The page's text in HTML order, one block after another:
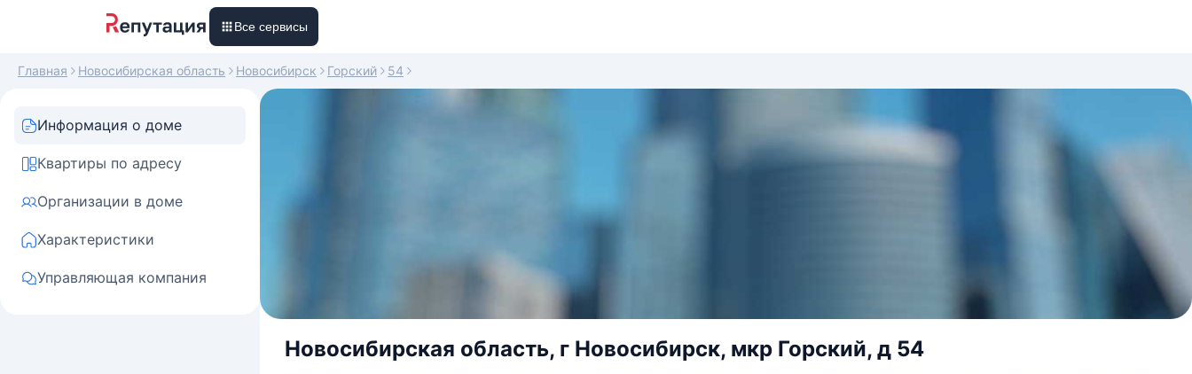
Все сервисы
Главная Новосибирская область Новосибирск Горский 54
Информация о доме
Квартиры по адресу
Организации в доме
Характеристики
Управляющая компания
Новосибирская область, г Новосибирск, мкр Горский, д 54